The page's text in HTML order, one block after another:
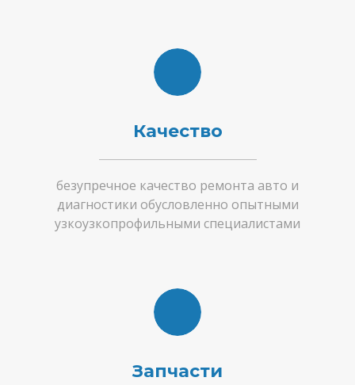
Качество
безупречное качество ремонта авто и
диагностики обусловленно опытными
узкоузкопрофильными специалистами
Запчасти